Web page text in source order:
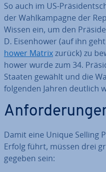
So auch im US-
der Wahl­kam­pa­gne der
Wissen ein, um den
D. Ei­sen­hower (auf ihn
hower Matrixzurück) zu
hower wurde zum 34.
Staaten gewählt und die
folgenden Jahren deutlich
Damit eine Unique Selling
Erfolg führt, müssen drei
gegeben sein: